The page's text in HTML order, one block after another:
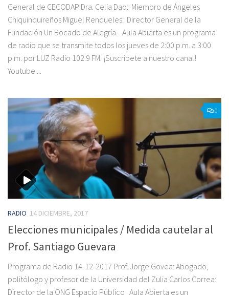
General de CECODAP Dra. Celia Dao: ‎ Miembro de Ángeles
Chiquinquireños Miguel Rendueles: ‎ Director General de la
Fundación Un Bocado de Alegría. Aula Abierta es un programa
de radio que se transmite todos los jueves de 2:00 p.m. a 3:00
p.m. por LUZ Radio 102.9 FM. ¡Suscríbete a nuestro canal!
Youtube:...
0
RADIO 14 DICIEMBRE, 2017
Elecciones municipales / Medida cautelar al
Prof. Santiago Guevara
Programa de Radio 14-12-2017 Prof. Jorge Govea: Abogado,
politólogo y profesor de la Universidad del Zulia Carlos Correa: ‎
Director de la ONG Espacio Público Aula Abierta es un